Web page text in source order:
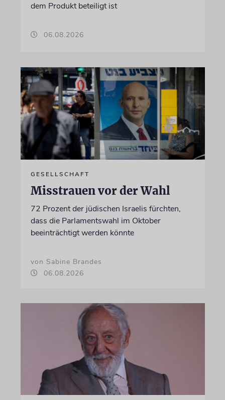
dem Produkt beteiligt ist
06.08.2026
GESELLSCHAFT
Misstrauen vor der Wahl
72 Prozent der jüdischen Israelis fürchten,
dass die Parlamentswahl im Oktober
beeinträchtigt werden könnte
von Sabine Brandes
06.08.2026